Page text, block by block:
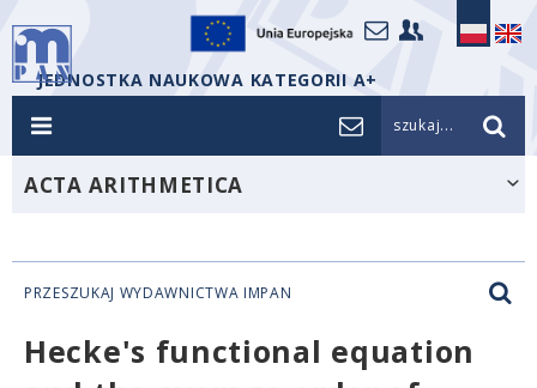
JEDNOSTKA NAUKOWA KATEGORII A+
szukaj...
ACTA ARITHMETICA
PRZESZUKAJ WYDAWNICTWA IMPAN
Hecke's functional equation